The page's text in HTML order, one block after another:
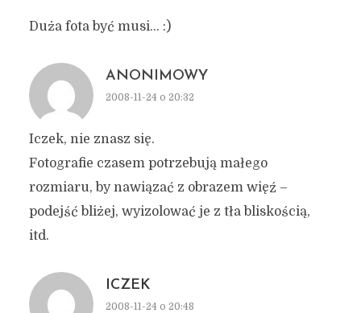
Duża fota być musi… :)
ANONIMOWY
2008-11-24 o 20:32
Iczek, nie znasz się.
Fotografie czasem potrzebują małego
rozmiaru, by nawiązać z obrazem więź –
podejść bliżej, wyizolować je z tła bliskością,
itd.
ICZEK
2008-11-24 o 20:48